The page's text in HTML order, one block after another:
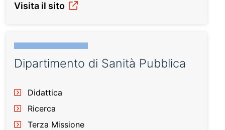
Visita il sito
Dipartimento di Sanità Pubblica
Didattica
Ricerca
Terza Missione